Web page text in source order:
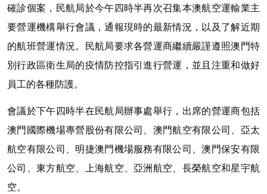
確診個案，民航局於今午四時半再次召集本澳航空運輸業主
要營運機構舉行會議，通報現時的最新情況，以及了解近期
的航班營運情況。民航局要求各營運商繼續嚴謹遵照澳門特
別行政區衛生局的疫情防控指引進行營運，並且注重和做好
員工的各種防護。
會議於下午四時半在民航局辦事處舉行，出席的營運商包括
澳門國際機場專營股份有限公司、澳門航空有限公司、亞太
航空有限公司、明捷澳門機場服務有限公司、澳門保安有限
公司、東方航空、上海航空、亞洲航空、長榮航空和星宇航
空。